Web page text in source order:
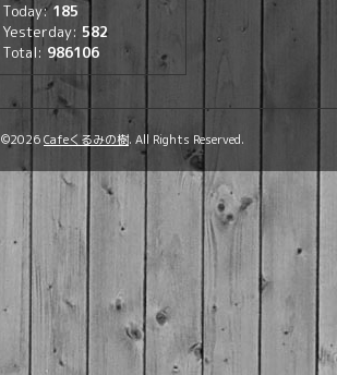
Today:185
Yesterday: 582
Total: 986106
©2026Cafeくるみの樹. All Rights Reserved.